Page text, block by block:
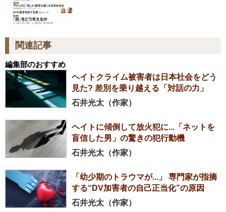
関連記事
編集部のおすすめ
ヘイトクライム被害者は日本社会をどう
見た? 差別を乗り越える「対話の力」
石井光太（作家）
ヘイトに傾倒して放火犯に...「ネットを
盲信した男」の驚きの犯行動機
石井光太（作家）
「幼少期のトラウマが...」 専門家が指摘
する“DV加害者の自己正当化”の原因
石井光太（作家）